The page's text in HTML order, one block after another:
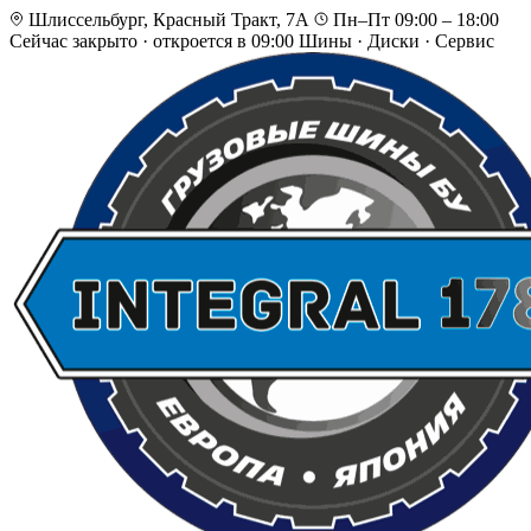
Шлиссельбург, Красный Тракт, 7А
Пн–Пт 09:00 – 18:00
Сейчас закрыто · откроется в 09:00 Шины · Диски · Сервис